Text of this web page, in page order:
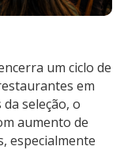
um ciclo de
em
seleção, o
aumento de
especialmente